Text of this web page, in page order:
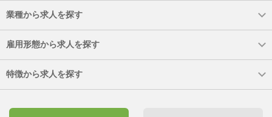
業種から求人を探す
雇用形態から求人を探す
特徴から求人を探す